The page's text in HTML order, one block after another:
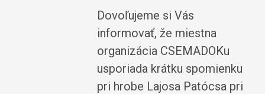
Dovoľujeme si Vás
informovať, že miestna
organizácia CSEMADOKu
usporiada krátku spomienku
pri hrobe Lajosa Patócsa pri